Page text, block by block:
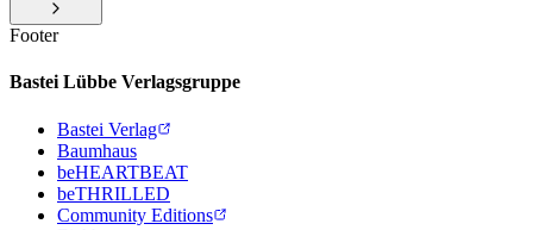
Footer
Bastei Lübbe Verlagsgruppe
Bastei Verlag
Baumhaus
beHEARTBEAT
beTHRILLED
Community Editions